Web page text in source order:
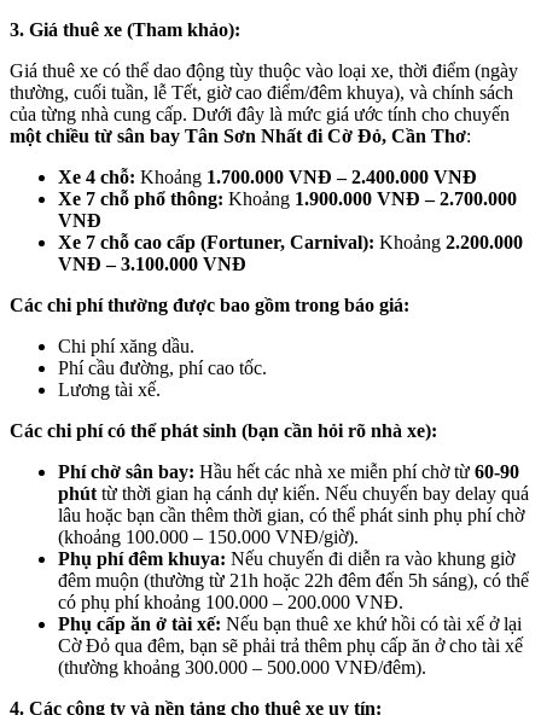
3. Giá thuê xe (Tham khảo):
Giá thuê xe có thể dao động tùy thuộc vào loại xe, thời điểm (ngày
thường, cuối tuần, lễ Tết, giờ cao điểm/đêm khuya), và chính sách
của từng nhà cung cấp. Dưới đây là mức giá ước tính cho chuyến
một chiều từ sân bay Tân Sơn Nhất đi Cờ Đỏ, Cần Thơ:
Xe 4 chỗ: Khoảng 1.700.000 VNĐ – 2.400.000 VNĐ
Xe 7 chỗ phổ thông: Khoảng 1.900.000 VNĐ – 2.700.000
VNĐ
Xe 7 chỗ cao cấp (Fortuner, Carnival): Khoảng 2.200.000
VNĐ – 3.100.000 VNĐ
Các chi phí thường được bao gồm trong báo giá:
Chi phí xăng dầu.
Phí cầu đường, phí cao tốc.
Lương tài xế.
Các chi phí có thể phát sinh (bạn cần hỏi rõ nhà xe):
Phí chờ sân bay: Hầu hết các nhà xe miễn phí chờ từ 60-90
phút từ thời gian hạ cánh dự kiến. Nếu chuyến bay delay quá
lâu hoặc bạn cần thêm thời gian, có thể phát sinh phụ phí chờ
(khoảng 100.000 – 150.000 VNĐ/giờ).
Phụ phí đêm khuya: Nếu chuyến đi diễn ra vào khung giờ
đêm muộn (thường từ 21h hoặc 22h đêm đến 5h sáng), có thể
có phụ phí khoảng 100.000 – 200.000 VNĐ.
Phụ cấp ăn ở tài xế: Nếu bạn thuê xe khứ hồi có tài xế ở lại
Cờ Đỏ qua đêm, bạn sẽ phải trả thêm phụ cấp ăn ở cho tài xế
(thường khoảng 300.000 – 500.000 VNĐ/đêm).
4. Các công ty và nền tảng cho thuê xe uy tín: